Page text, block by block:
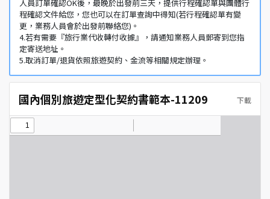
人員訂單確認OK後，最晚於出發前三天，提供行程確認單與團體行
程確認文件給您，您也可以在訂單查詢中得知(若行程確認單有變
更，業務人員會於出發前聯絡您)。
4.若有需要『旅行業代收轉付收據』，請通知業務人員郵寄到您指
定寄送地址。
5.取消訂單/退貨依照旅遊契約、金流等相關規定辦理。
國內個別旅遊定型化契約書範本-11209 下載